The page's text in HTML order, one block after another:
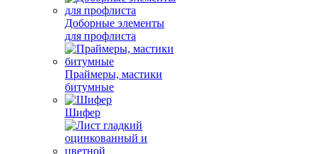
Доборные элементы
для профлиста
Праймеры, мастики
битумные
Шифер